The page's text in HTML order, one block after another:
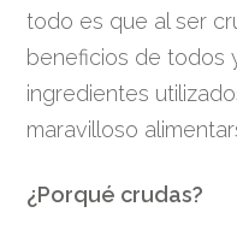
todo es que al ser
beneficios de todos
ingredientes
maravilloso
¿Porqué crudas?